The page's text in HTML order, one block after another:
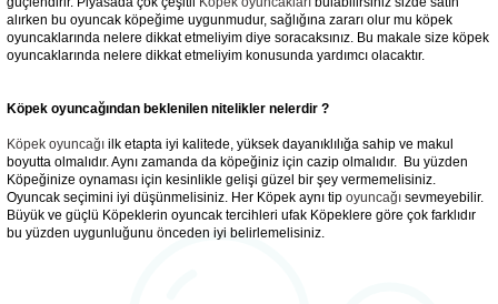
ve Soğutucu Matlar
alırken bu oyuncak köpeğime uygunmudur, sağlığına zararı olur mu köpek
oyuncaklarında nelere dikkat etmeliyim diye soracaksınız. Bu makale size köpek
oyuncaklarında nelere dikkat etmeliyim konusunda yardımcı olacaktır.
Köpek oyuncağından beklenilen nitelikler nelerdir ?
Köpek oyuncağı ilk etapta iyi kalitede, yüksek dayanıklılığa sahip ve makul
boyutta olmalıdır. Aynı zamanda da köpeğiniz için cazip olmalıdır. Bu yüzden
Köpeğinize oynaması için kesinlikle gelişi güzel bir şey vermemelisiniz.
Oyuncak seçimini iyi düşünmelisiniz. Her Köpek aynı tip oyuncağı sevmeyebilir.
Büyük ve güçlü Köpeklerin oyuncak tercihleri ufak Köpeklere göre çok farklıdır
bu yüzden uygunluğunu önceden iyi belirlemelisiniz.